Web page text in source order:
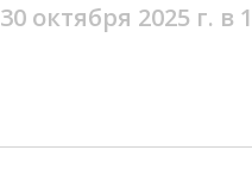
30 октября 2025 г. в